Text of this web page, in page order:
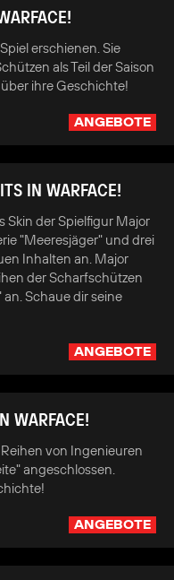
erschienen. Sie
als Teil der Saison
ihre Geschichte!
ANGEBOTE
IN WARFACE!
Skin der Spielfigur Major
"Meeresjäger" und drei
Inhalten an. Major
der Scharfschützen
an. Schaue dir seine
ANGEBOTE
WARFACE!
von Ingenieuren
angeschlossen.
ANGEBOTE